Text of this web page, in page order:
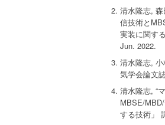
更新履歴
清水隆志,
信技術と
実装に関す
Jun. 2022.
清水隆志,
気学会論文
清水隆志, “
MBSE/
する技術」